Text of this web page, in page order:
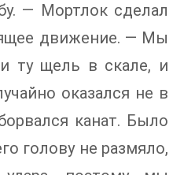
— Мортлок сделал
движение. — Мы
ту щель в скале, и
оказался не в
канат. Было
голову не размяло,